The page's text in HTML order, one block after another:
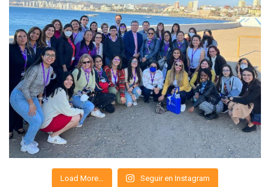
Load More… Seguir en Instagram